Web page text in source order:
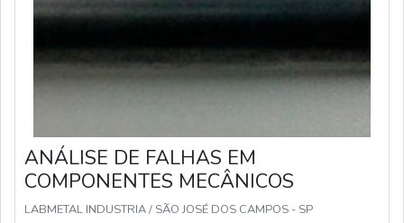
ANÁLISE DE FALHAS EM
COMPONENTES MECÂNICOS
LABMETAL INDUSTRIA / SÃO JOSÉ DOS CAMPOS - SP